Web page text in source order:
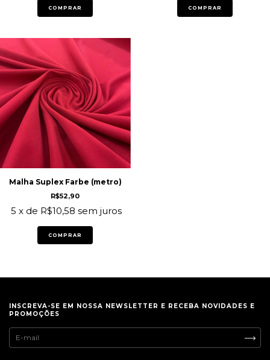
COMPRAR COMPRAR
Malha Suplex Farbe (metro)
R$52,90
5 x de R$10,58 sem juros
COMPRAR
INSCREVA-SE EM NOSSA NEWSLETTER E RECEBA NOVIDADES E
PROMOÇÕES